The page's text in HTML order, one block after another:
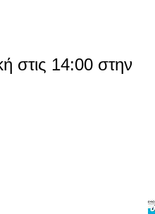
στις 14:00 στην